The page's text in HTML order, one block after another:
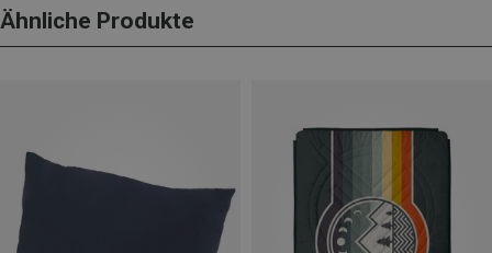
Ähnliche Produkte